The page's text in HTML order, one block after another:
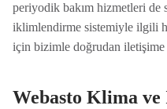
periyodik bakım hizmetleri de
iklimlendirme sistemiyle ilgili
için bizimle doğrudan
Webasto Klima ve